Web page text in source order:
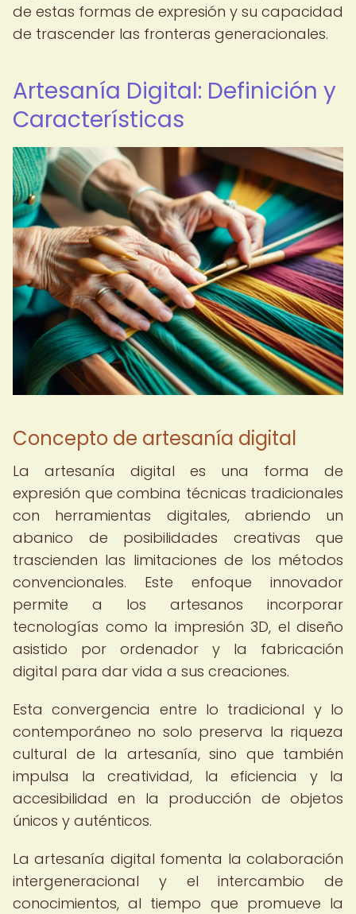
de estas formas de expresión y su capacidad
de trascender las fronteras generacionales.
Artesanía Digital: Definición y
Características
Concepto de artesanía digital
La artesanía digital es una forma de
expresión que combina técnicas tradicionales
con herramientas digitales, abriendo un
abanico de posibilidades creativas que
trascienden las limitaciones de los métodos
convencionales. Este enfoque innovador
permite a los artesanos incorporar
tecnologías como la impresión 3D, el diseño
asistido por ordenador y la fabricación
digital para dar vida a sus creaciones.
Esta convergencia entre lo tradicional y lo
contemporáneo no solo preserva la riqueza
cultural de la artesanía, sino que también
impulsa la creatividad, la eficiencia y la
accesibilidad en la producción de objetos
únicos y auténticos.
La artesanía digital fomenta la colaboración
intergeneracional y el intercambio de
conocimientos, al tiempo que promueve la